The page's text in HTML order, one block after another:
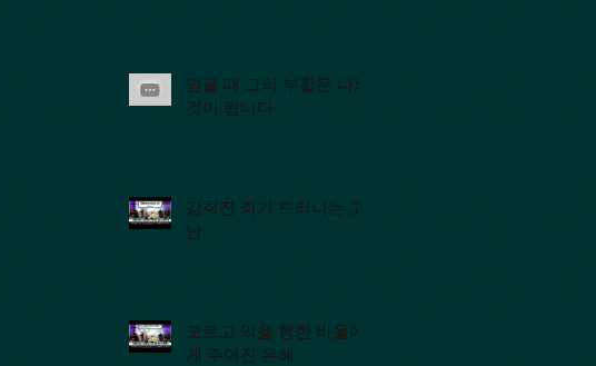
믿을 때 그의 부활은 나의
것이 됩니다
감춰진 죄가 드러나는 고
난
모르고 악을 행한 바울에
게 주어진 은혜